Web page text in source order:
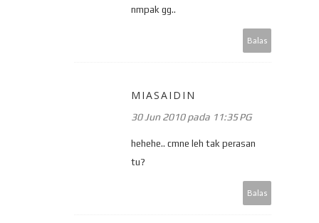
nmpak gg..
Balas
MIASAIDIN
30 Jun 2010 pada 11:35 PG
hehehe.. cmne leh tak perasan
tu?
Balas